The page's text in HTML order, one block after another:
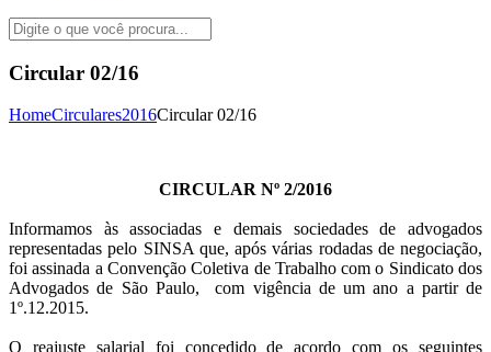
Circular 02/16
HomeCirculares2016Circular 02/16
CIRCULAR Nº 2/2016
Informamos às associadas e demais sociedades de advogados
representadas pelo SINSA que, após várias rodadas de negociação,
foi assinada a Convenção Coletiva de Trabalho com o Sindicato dos
Advogados de São Paulo, com vigência de um ano a partir de
1º.12.2015.
O reajuste salarial foi concedido de acordo com os seguintes